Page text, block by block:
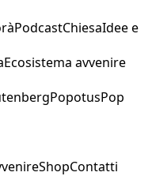
PodcastChiesaIdee e
Ecosistema avvenire
PopotusPop
ShopContatti